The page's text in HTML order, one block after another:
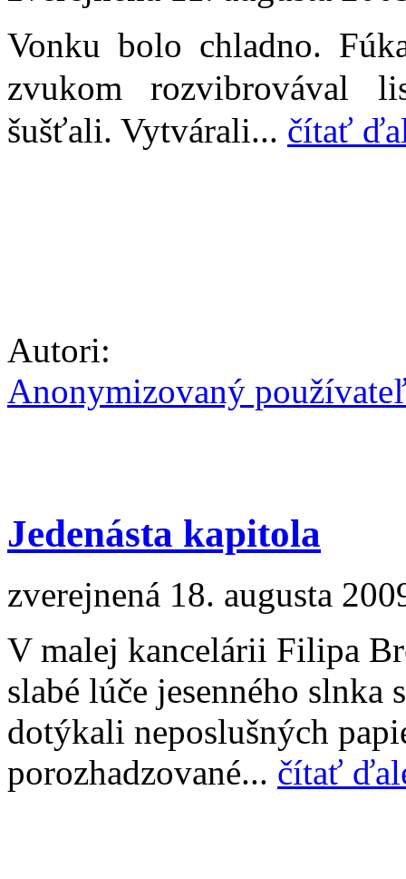
Vonku bolo chladno.
zvukom rozvibrovával
šušťali. Vytvárali... čítať
Autori:
Anonymizovaný
Jedenásta kapitola
zverejnená 18. augusta
V malej kancelárii Filipa
slabé lúče jesenného slnka
dotýkali neposlušných
porozhadzované... čítať